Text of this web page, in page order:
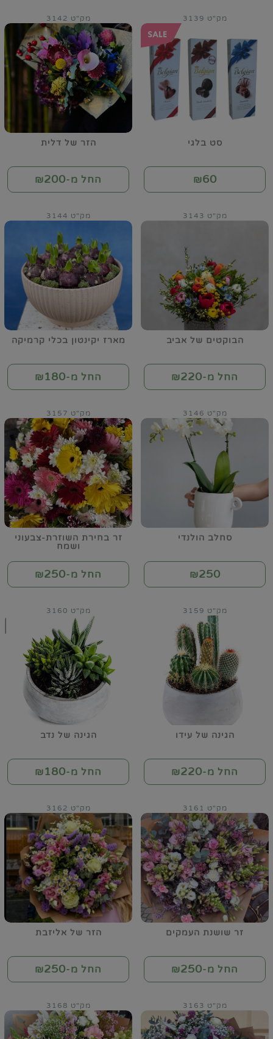
סט בלגי
מק"ט 3139
₪60
הזר של דלית
מק"ט 3142
החל מ-₪200
הבוקטים של אביב
מק"ט 3143
החל מ-₪220
מארז יקינטון בכלי קרמיקה
מק"ט 3144
החל מ-₪180
סחלב הולנדי
מק"ט 3146
₪250
זר בחירת השוזרת-צבעוני
ושמח
מק"ט 3157
החל מ-₪250
הגינה של עידו
מק"ט 3159
החל מ-₪220
הגינה של נדב
מק"ט 3160
החל מ-₪180
זר שושנת העמקים
מק"ט 3161
החל מ-₪250
הזר של אליזבת
מק"ט 3162
החל מ-₪250
מק"ט 3163 מק"ט 3168